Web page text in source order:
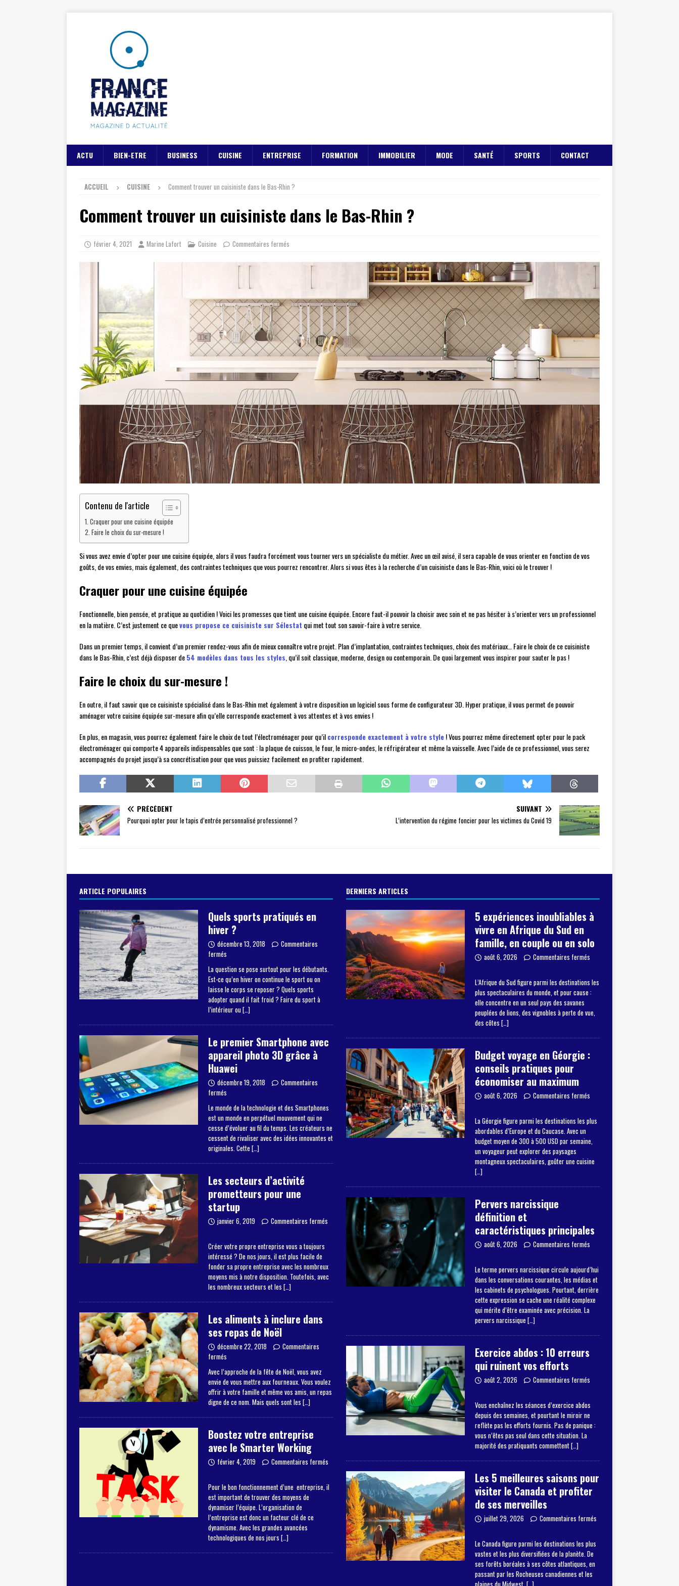
ACTU BIEN-ETRE BUSINESS CUISINE ENTREPRISE FORMATION IMMOBILIER MODE SANTÉ SPORTS CONTACT
ACCUEIL CUISINE Comment trouver un cuisiniste dans le Bas-Rhin ?
Comment trouver un cuisiniste dans le Bas-Rhin ?
février 4, 2021 Marine Lafort Cuisine Commentaires fermés
Contenu de l'article
Craquer pour une cuisine équipée
Faire le choix du sur-mesure !
Si vous avez envie d’opter pour une cuisine équipée, alors il vous faudra forcément vous tourner vers un spécialiste du métier. Avec un œil avisé, il sera capable de vous orienter en fonction de vos
goûts, de vos envies, mais également, des contraintes techniques que vous pourrez rencontrer. Alors si vous êtes à la recherche d’un cuisiniste dans le Bas-Rhin, voici où le trouver !
Craquer pour une cuisine équipée
Fonctionnelle, bien pensée, et pratique au quotidien ! Voici les promesses que tient une cuisine équipée. Encore faut-il pouvoir la choisir avec soin et ne pas hésiter à s’orienter vers un professionnel
en la matière. C’est justement ce quevous propose ce cuisiniste sur Sélestat qui met tout son savoir-faire à votre service.
Dans un premier temps, il convient d’un premier rendez-vous afin de mieux connaître votre projet. Plan d’implantation, contraintes techniques, choix des matériaux… Faire le choix de ce cuisiniste
dans le Bas-Rhin, c’est déjà disposer de54 modèles dans tous les styles , qu’il soit classique, moderne, design ou contemporain. De quoi largement vous inspirer pour sauter le pas !
Faire le choix du sur-mesure !
En outre, il faut savoir que ce cuisiniste spécialisé dans le Bas-Rhin met également à votre disposition un logiciel sous forme de configurateur 3D. Hyper pratique, il vous permet de pouvoir
aménager votre cuisine équipée sur-mesure afin qu’elle corresponde exactement à vos attentes et à vos envies !
En plus, en magasin, vous pourrez également faire le choix de tout l’électroménager pour qu’ilcorresponde exactement à votre style ! Vous pourrez même directement opter pour le pack
électroménager qui comporte 4 appareils indispensables que sont : la plaque de cuisson, le four, le micro-ondes, le réfrigérateur et même la vaisselle. Avec l’aide de ce professionnel, vous serez
accompagnés du projet jusqu’à sa concrétisation pour que vous puissiez facilement en profiter rapidement.
PRÉCÉDENT
Pourquoi opter pour le tapis d’entrée personnalisé professionnel ?
SUIVANT
L’intervention du régime foncier pour les victimes du Covid 19
ARTICLE POPULAIRES
Quels sports pratiqués en
hiver ?
décembre 13, 2018
Commentaires
fermés
La question se pose surtout pour les débutants.
Est-ce qu’en hiver on continue le sport ou on
laisse le corps se reposer ? Quels sports
adopter quand il fait froid ? Faire du sport à
l’intérieur ou […]
Le premier Smartphone avec
appareil photo 3D grâce à
Huawei
décembre 19, 2018
Commentaires
fermés
Le monde de la technologie et des Smartphones
est un monde en perpétuel mouvement qui ne
cesse d’évoluer au fil du temps. Les créateurs ne
cessent de rivaliser avec des idées innovantes et
originales. Cette […]
Les secteurs d’activité
prometteurs pour une
startup
janvier 6, 2019 Commentaires fermés
Créer votre propre entreprise vous a toujours
intéressé ? De nos jours, il est plus facile de
fonder sa propre entreprise avec les nombreux
moyens mis à notre disposition. Toutefois, avec
les nombreux secteurs et les […]
Les aliments à inclure dans
ses repas de Noël
décembre 22, 2018
Commentaires
fermés
Avec l’approche de la fête de Noël, vous avez
envie de vous mettre aux fourneaux. Vous voulez
offrir à votre famille et même vos amis, un repas
digne de ce nom. Mais quels sont les […]
Boostez votre entreprise
avec le Smarter Working
février 4, 2019 Commentaires fermés
Pour le bon fonctionnement d’une entreprise, il
est important de trouver des moyens de
dynamiser l’équipe. L’organisation de
l’entreprise est donc un facteur clé de ce
dynamisme. Avec les grandes avancées
technologiques de nos jours […]
DERNIERS ARTICLES
5 expériences inoubliables à
vivre en Afrique du Sud en
famille, en couple ou en solo
août 6, 2026 Commentaires fermés
L’Afrique du Sud figure parmi les destinations les
plus spectaculaires du monde, et pour cause :
elle concentre en un seul pays des savanes
peuplées de lions, des vignobles à perte de vue,
des côtes […]
Budget voyage en Géorgie :
conseils pratiques pour
économiser au maximum
août 6, 2026 Commentaires fermés
La Géorgie figure parmi les destinations les plus
abordables d’Europe et du Caucase. Avec un
budget moyen de 300 à 500 USD par semaine,
un voyageur peut explorer des paysages
montagneux spectaculaires, goûter une cuisine
[…]
Pervers narcissique
définition et
caractéristiques principales
août 6, 2026 Commentaires fermés
Le terme pervers narcissique circule aujourd’hui
dans les conversations courantes, les médias et
les cabinets de psychologues. Pourtant, derrière
cette expression se cache une réalité complexe
qui mérite d’être examinée avec précision. La
pervers narcissique […]
Exercice abdos : 10 erreurs
qui ruinent vos efforts
août 2, 2026 Commentaires fermés
Vous enchaînez les séances d’exercice abdos
depuis des semaines, et pourtant le miroir ne
reflète pas les efforts fournis. Pas de panique :
vous n’êtes pas seul dans cette situation. La
majorité des pratiquants commettent[…]
Les 5 meilleures saisons pour
visiter le Canada et profiter
de ses merveilles
juillet 29, 2026 Commentaires fermés
Le Canada figure parmi les destinations les plus
vastes et les plus diversifiées de la planète. De
ses forêts boréales à ses côtes atlantiques, en
passant par les Rocheuses canadiennes et les
plaines du Midwest, […]